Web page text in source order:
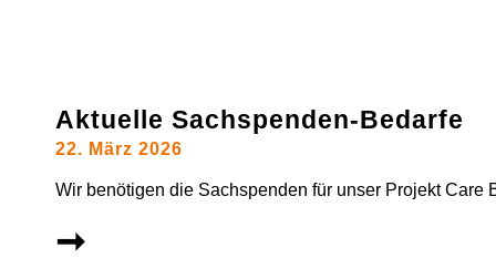
Aktuelle Sachspenden-Bedarfe
22. März 2026
Wir benötigen die Sachspenden für unser Projekt Care
➞